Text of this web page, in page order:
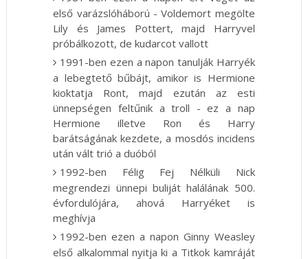
első varázslóháború - Voldemort megölte
Lily és James Pottert, majd Harryvel
próbálkozott, de kudarcot vallott
1991-ben ezen a napon tanulják Harryék
a lebegtető bűbájt, amikor is Hermione
kioktatja Ront, majd ezután az esti
ünnepségen feltűnik a troll - ez a nap
Hermione illetve Ron és Harry
barátságának kezdete, a mosdós incidens
után vált trió a duóból
1992-ben Félig Fej Nélküli Nick
megrendezi ünnepi buliját halálának 500.
évfordulójára, ahová Harryéket is
meghívja
1992-ben ezen a napon Ginny Weasley
első alkalommal nyitja ki a Titkok kamráját